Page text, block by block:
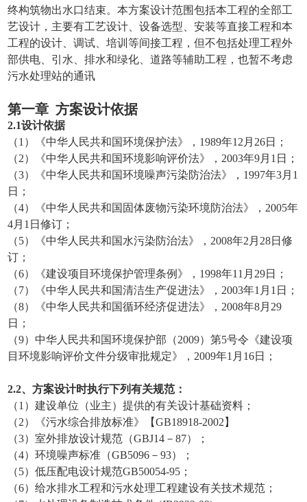
终构筑物出水口结束。本方案设计范围包括本工程的全部工
艺设计，主要有工艺设计、设备选型、安装等直接工程和本
工程的设计、调试、培训等间接工程，但不包括处理工程外
部供电、引水、排水和绿化、道路等辅助工程，也暂不考虑
污水处理站的通讯
第一章方案设计依据
2.1设计依据
（1）《中华人民共和国环境保护法》，1989年12月26日；
（2）《中华人民共和国环境影响评价法》，2003年9月1日；
（3）《中华人民共和国环境噪声污染防治法》，1997年3月1
日；
（4）《中华人民共和国固体废物污染环境防治法》，2005年
4月1日修订；
（5）《中华人民共和国水污染防治法》，2008年2月28日修
订；
（6）《建设项目环境保护管理条例》，1998年11月29日；
（7）《中华人民共和国清洁生产促进法》，2003年1月1日；
（8）《中华人民共和国循环经济促进法》，2008年8月29
日；
（9）中华人民共和国环境保护部（2009）第5号令《建设项
目环境影响评价文件分级审批规定》，2009年1月16日；
2.2、方案设计时执行下列有关规范：
（1）建设单位（业主）提供的有关设计基础资料；
（2）《污水综合排放标准》【GB18918-2002】
（3）室外排放设计规范（GBJ14－87）；
（4）环境噪声标准（GB5096－93）；
（5）低压配电设计规范GB50054-95；
（6）给水排水工程和污水处理工程建设有关技术规范；